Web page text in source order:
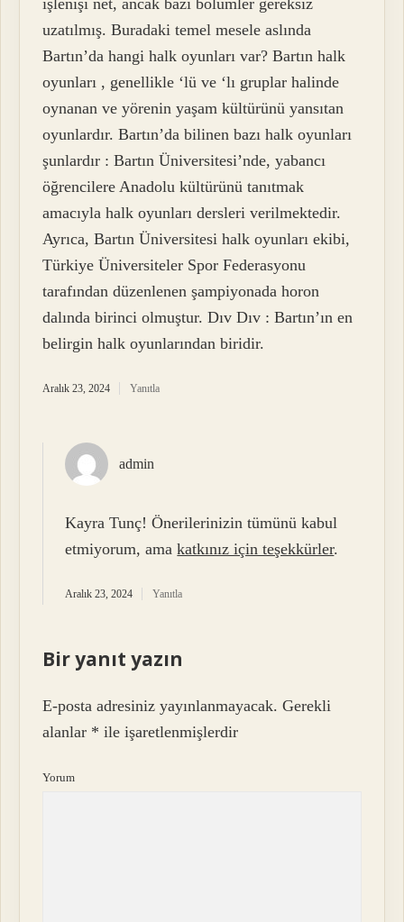
işlenişi net, ancak bazı bölümler gereksiz
uzatılmış. Buradaki temel mesele aslında
Bartın’da hangi halk oyunları var? Bartın halk
oyunları , genellikle ‘lü ve ‘lı gruplar halinde
oynanan ve yörenin yaşam kültürünü yansıtan
oyunlardır. Bartın’da bilinen bazı halk oyunları
şunlardır : Bartın Üniversitesi’nde, yabancı
öğrencilere Anadolu kültürünü tanıtmak
amacıyla halk oyunları dersleri verilmektedir.
Ayrıca, Bartın Üniversitesi halk oyunları ekibi,
Türkiye Üniversiteler Spor Federasyonu
tarafından düzenlenen şampiyonada horon
dalında birinci olmuştur. Dıv Dıv : Bartın’ın en
belirgin halk oyunlarından biridir.
Aralık 23, 2024 Yanıtla
admin
Kayra Tunç! Önerilerinizin tümünü kabul
etmiyorum, amakatkınız için teşekkürler.
Aralık 23, 2024 Yanıtla
Bir yanıt yazın
E-posta adresiniz yayınlanmayacak. Gerekli
alanlar * ile işaretlenmişlerdir
Yorum